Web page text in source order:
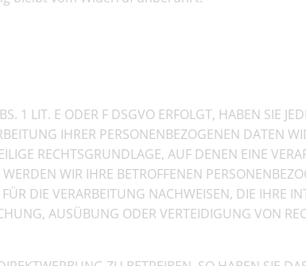
1 LIT. E ODER F DSGVO ERFOLGT, HABEN SIE
IHRER PERSONENBEZOGENEN DATEN
RECHTSGRUNDLAGE, AUF DENEN EINE
WIR IHRE BETROFFENEN
DIE VERARBEITUNG NACHWEISEN, DIE IHRE
AUSÜBUNG ODER VERTEIDIGUNG VON